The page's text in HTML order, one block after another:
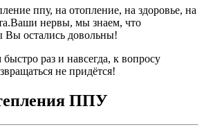
ппу, на отопление, на здоровье, на
нервы, мы знаем, что
Вы остались довольны!
раз и навсегда, к вопросу
не придётся!
ППУ